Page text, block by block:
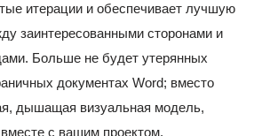
итерации и обеспечивает лучшую
заинтересованными сторонами и
Больше не будет утерянных
документах Word; вместо
дышащая визуальная модель,
вместе с вашим проектом.